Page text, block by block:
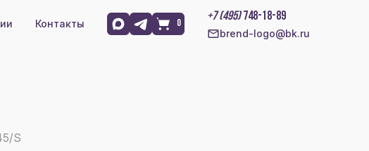
Контакты 0
+7 (495)748-18-89
brend-logo@bk.ru
S